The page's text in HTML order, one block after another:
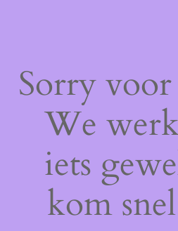
Sorry
We
iets
kom